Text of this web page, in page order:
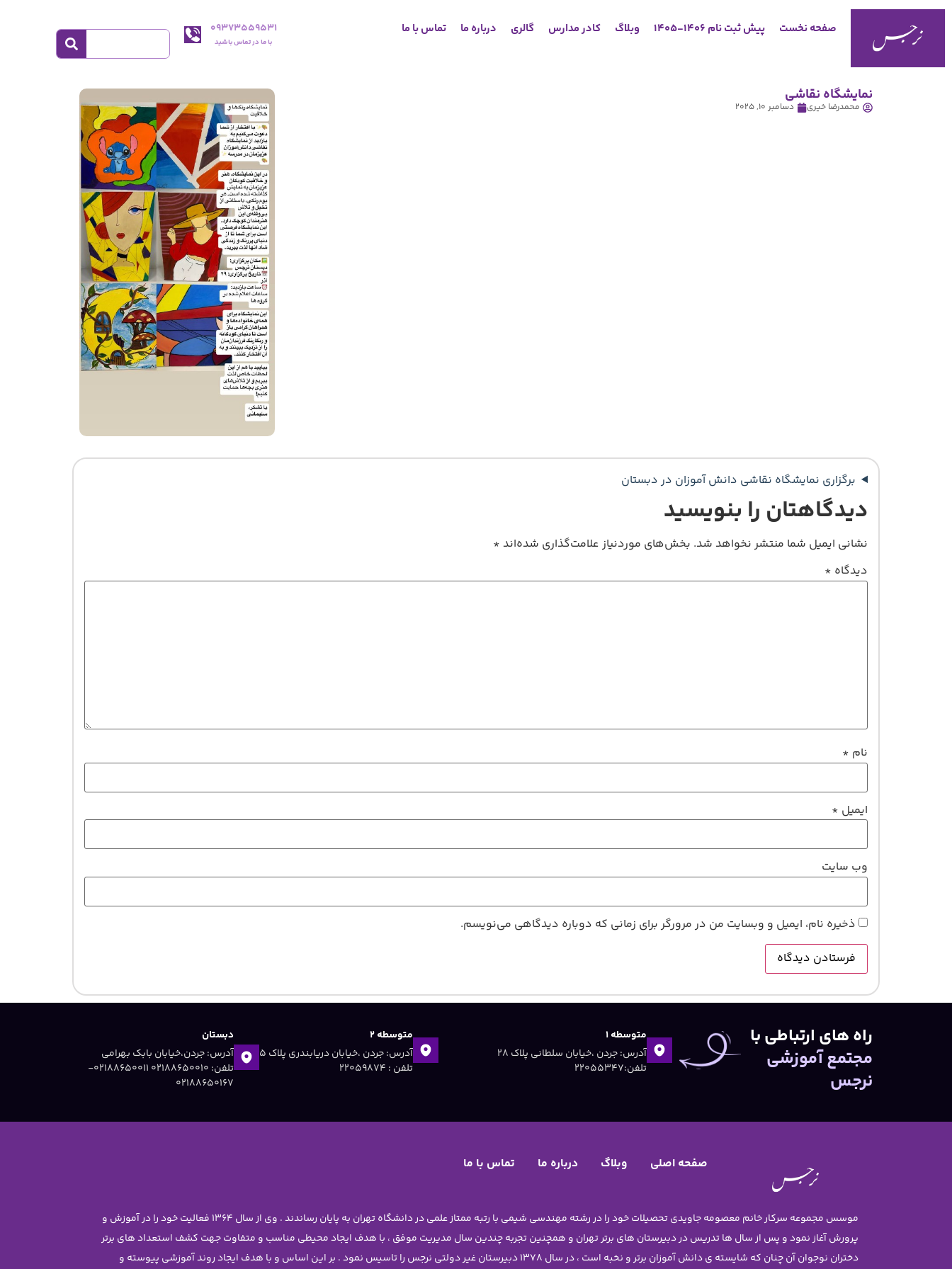
صفحه نخست پیش ثبت نام 1406-1405 وبلاگ کادر مدارس گالری درباره ما تماس با ما 09373559531
با ما در تماس باشید
نمایشگاه نقاشی
محمدرضا خیری دسامبر 10, 2025
برگزاری نمایشگاه نقاشی دانش آموزان در دبستان
دیدگاهتان را بنویسید
نشانی ایمیل شما منتشر نخواهد شد. بخش‌های موردنیاز علامت‌گذاری شده‌اند *
دیدگاه *
نام *
ایمیل *
وب‌ سایت
ذخیره نام، ایمیل و وبسایت من در مرورگر برای زمانی که دوباره دیدگاهی می‌نویسم.
راه های ارتباطی با
مجتمع آموزشی
نرجس
متوسطه ۱
آدرس: جردن ،خیابان سلطانی پلاک ۲۸
تلفن:۲۲۰۵۵۳۴۷
متوسطه ۲
آدرس: جردن ،خیابان دریابندری پلاک 5
تلفن : ۲۲۰۵۹۸۷۴
دبستان
آدرس: جردن،خیابان بابک بهرامی
تلفن: 02188650010 ۰۲۱۸۸۶۵۰۰۱۱-
۰۲۱۸۸۶۵۰۱۶۷
صفحه اصلی وبلاگ درباره ما تماس با ما
موسس مجموعه سرکار خانم معصومه جاویدی تحصیلات خود را در رشته مهندسی شیمی با رتبه ممتاز علمی در دانشگاه تهران به پایان رساندند . وی از سال 1364 فعالیت خود را در آموزش و
پرورش آغاز نمود و پس از سال ها تدریس در دبیرستان های برتر تهران و همچنین تجربه چندین سال مدیریت موفق ، با هدف ایجاد محیطی مناسب و متفاوت جهت کشف استعداد های برتر
دختران نوجوان آن چنان که شایسته ی دانش آموزان برتر و نخبه است ، در سال 1378 دبیرستان غیر دولتی نرجس را تاسیس نمود . بر این اساس و با هدف ایجاد روند آموزشی پیوسته و